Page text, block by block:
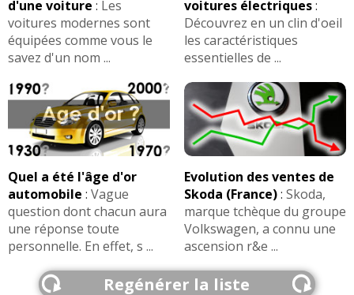
d'une voiture : Les
voitures modernes sont
équipées comme vous le
savez d'un nom ...
voitures électriques:
Découvrez en un clin d'oeil
les caractéristiques
essentielles de ...
Quel a été l'âge d'or
automobile : Vague
question dont chacun aura
une réponse toute
personnelle. En effet, s ...
Evolution des ventes de
Skoda (France): Skoda,
marque tchèque du groupe
Volkswagen, a connu une
ascension r&e ...
Regénérer la liste